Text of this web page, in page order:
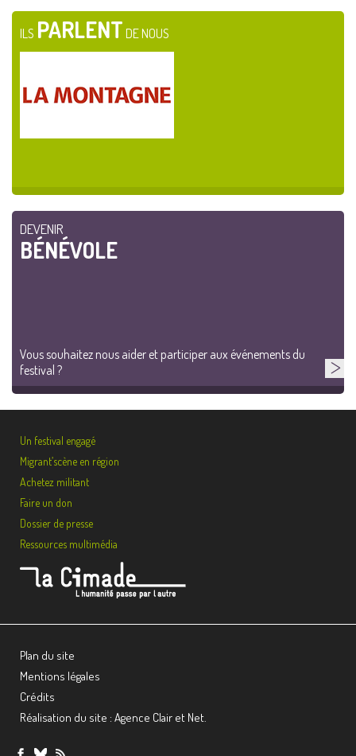
ILS PARLENT DE NOUS
DEVENIR
BÉNÉVOLE
Vous souhaitez nous aider et participer aux événements du
festival ?
Un festival engagé
Migrant’scène en région
Achetez militant
Faire un don
Dossier de presse
Ressources multimédia
Plan du site
Mentions légales
Crédits
Réalisation du site : Agence Clair et Net.